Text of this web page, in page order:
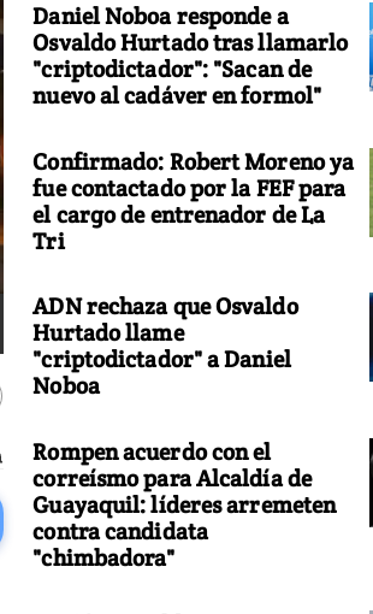
El siniestro deja 35 muertos y 8 desaparecidos
Daniel Noboa responde a
Osvaldo Hurtado tras llamarlo
"criptodictador": "Sacan de
nuevo al cadáver en formol"
Confirmado: Robert Moreno ya
fue contactado por la FEF para
el cargo de entrenador de La
Tri
ADN rechaza que Osvaldo
Hurtado llame
"criptodictador" a Daniel
Noboa
Rompen acuerdo con el
correísmo para Alcaldía de
Guayaquil: líderes arremeten
contra candidata
"chimbadora"